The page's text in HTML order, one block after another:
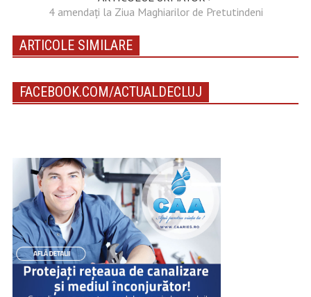
4 amendați la Ziua Maghiarilor de Pretutindeni
ARTICOLE SIMILARE
FACEBOOK.COM/ACTUALDECLUJ